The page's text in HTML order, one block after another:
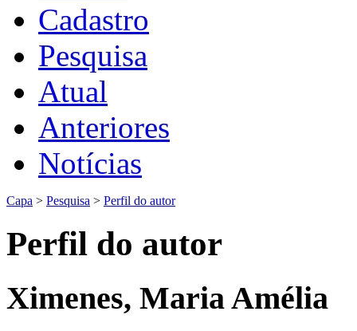
Cadastro
Pesquisa
Atual
Anteriores
Notícias
Capa > Pesquisa > Perfil do autor
Perfil do autor
Ximenes, Maria Amélia